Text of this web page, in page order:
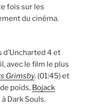
fois sur les
du cinéma.
d’Uncharted 4 et
avec le film le plus
Grimsby. (01:45) et
poids, Bojack
Dark Souls.